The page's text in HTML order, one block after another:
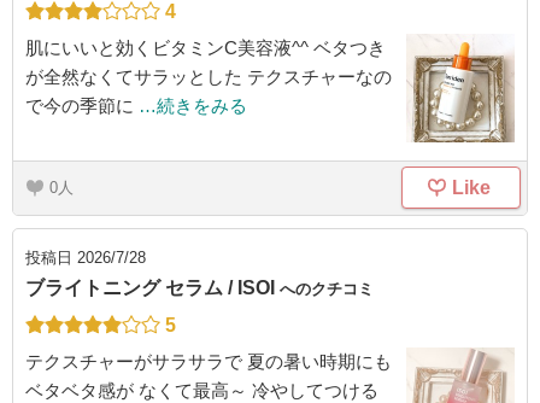
4
肌にいいと効くビタミンC美容液^^ ベタつき
が全然なくてサラッとした テクスチャーなの
で今の季節に …続きをみる
0 Like
投稿日 2026/7/28
ブライトニング セラム / ISOI へのクチコミ
5
テクスチャーがサラサラで 夏の暑い時期にも
ベタベタ感が なくて最高～ 冷やしてつける